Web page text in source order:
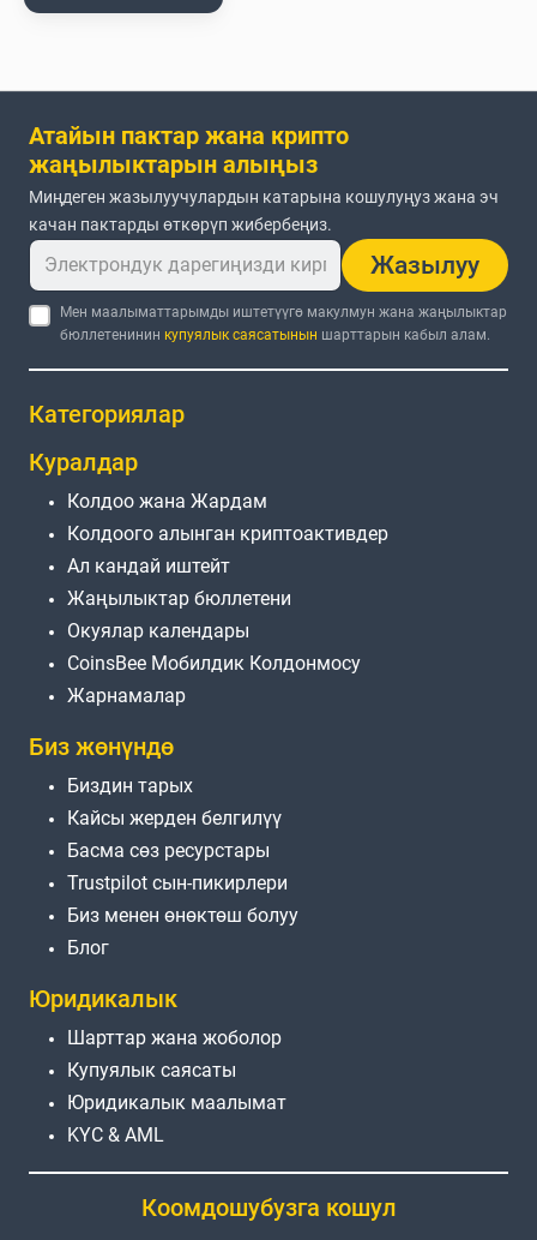
Атайын пактар жана крипто
жаңылыктарын алыңыз
Миңдеген жазылуучулардын катарына кошулуңуз жана эч
качан пактарды өткөрүп жибербеңиз.
Жазылуу
Мен маалыматтарымды иштетүүгө макулмун жана жаңылыктар
бюллетенинин купуялык саясатынын шарттарын кабыл алам.
Категориялар
Куралдар
Колдоо жана Жардам
Колдоого алынган криптоактивдер
Ал кандай иштейт
Жаңылыктар бюллетени
Окуялар календары
CoinsBee Мобилдик Колдонмосу
Жарнамалар
Биз жөнүндө
Биздин тарых
Кайсы жерден белгилүү
Басма сөз ресурстары
Trustpilot сын-пикирлери
Биз менен өнөктөш болуу
Блог
Юридикалык
Шарттар жана жоболор
Купуялык саясаты
Юридикалык маалымат
KYC & AML
Коомдошубузга кошул